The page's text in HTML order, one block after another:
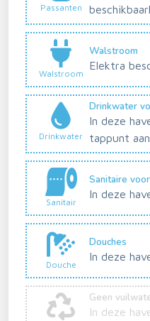
Passanten
Walstroom
Walstroom
Elektra
Drinkwater
Drinkwater
In deze
tappunt
Sanitair
Sanitaire
In deze
Douche
Douches
In deze
Geen
In deze